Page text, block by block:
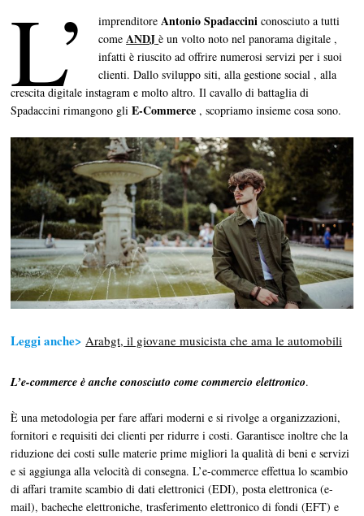
L’ imprenditoreAntonio Spadaccini conosciuto a tutti
comeANDJ è un volto noto nel panorama digitale ,
infatti è riuscito ad offrire numerosi servizi per i suoi
clienti. Dallo sviluppo siti, alla gestione social , alla
crescita digitale instagram e molto altro. Il cavallo di battaglia di
Spadaccini rimangono gliE-Commerce , scopriamo insieme cosa sono.
Leggi anche>Arabgt, il giovane musicista che ama le automobili
L’e-commerce è anche conosciuto come commercio elettronico.
È una metodologia per fare affari moderni e si rivolge a organizzazioni,
fornitori e requisiti dei clienti per ridurre i costi. Garantisce inoltre che la
riduzione dei costi sulle materie prime migliori la qualità di beni e servizi
e si aggiunga alla velocità di consegna. L’e-commerce effettua lo scambio
di affari tramite scambio di dati elettronici (EDI), posta elettronica (e-
mail), bacheche elettroniche, trasferimento elettronico di fondi (EFT) e